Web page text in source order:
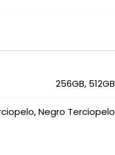
256GB, 512GB
Negro Terciopelo